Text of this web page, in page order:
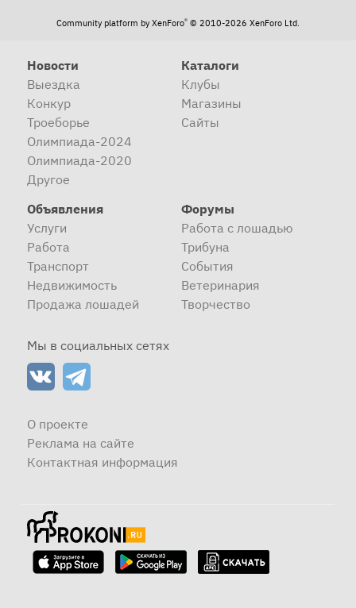
Community platform by XenForo® © 2010-2026 XenForo Ltd.
Новости
Выездка
Конкур
Троеборье
Олимпиада-2024
Олимпиада-2020
Другое
Каталоги
Клубы
Магазины
Сайты
Объявления
Услуги
Работа
Транспорт
Недвижимость
Продажа лошадей
Форумы
Работа с лошадью
Трибуна
События
Ветеринария
Творчество
Мы в социальных сетях
О проекте
Реклама на сайте
Контактная информация